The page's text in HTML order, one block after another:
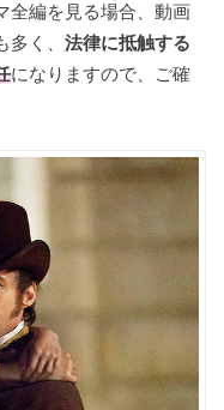
全編を見る場合、動画
く、 法律に抵触する
になりますので、ご確